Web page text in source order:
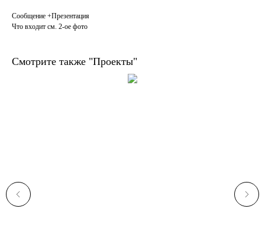
Сообщение +Презентация ⠀⠀
Что входит см. 2-ое фото
Смотрите также "Проекты"